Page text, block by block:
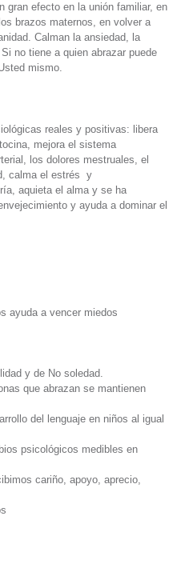
gran efecto en la unión familiar, en
brazos maternos, en volver a
Calman la ansiedad, la
no tiene a quien abrazar puede
mismo.
reales y positivas: libera
mejora el sistema
los dolores mestruales, el
calma el estrés y
aquieta el alma y se ha
y ayuda a dominar el
ayuda a vencer miedos
y de No soledad.
que abrazan se mantienen
del lenguaje en niños al igual
psicológicos medibles en
cariño, apoyo, aprecio,